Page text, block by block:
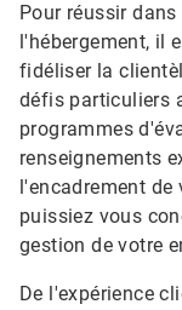
Pour réussir
l'hébergement, il
fidéliser la
défis particuliers
programmes
renseignements
l'encadrement de
puissiez vous
gestion de votre
De l'expérience